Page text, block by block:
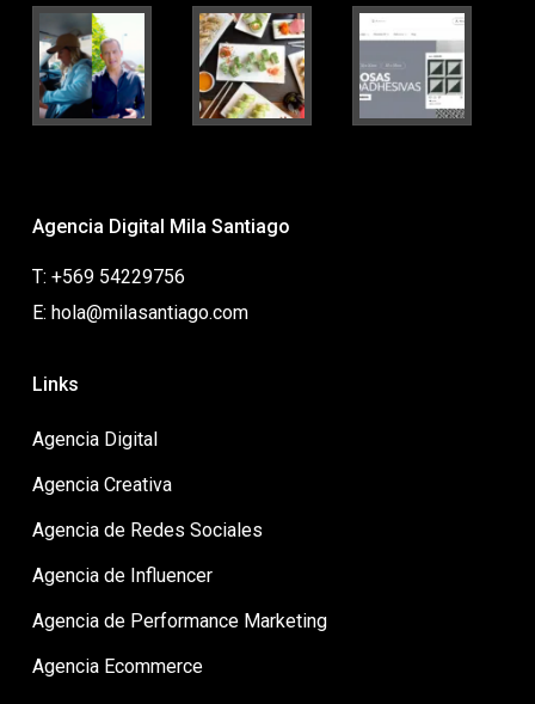
Agencia Digital Mila Santiago
T: +569 54229756
E: hola@milasantiago.com
Links
Agencia Digital
Agencia Creativa
Agencia de Redes Sociales
Agencia de Influencer
Agencia de Performance Marketing
Agencia Ecommerce